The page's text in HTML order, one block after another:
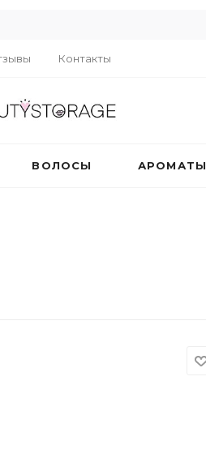
Контакты
ВОЛОСЫ АРОМАТЫ